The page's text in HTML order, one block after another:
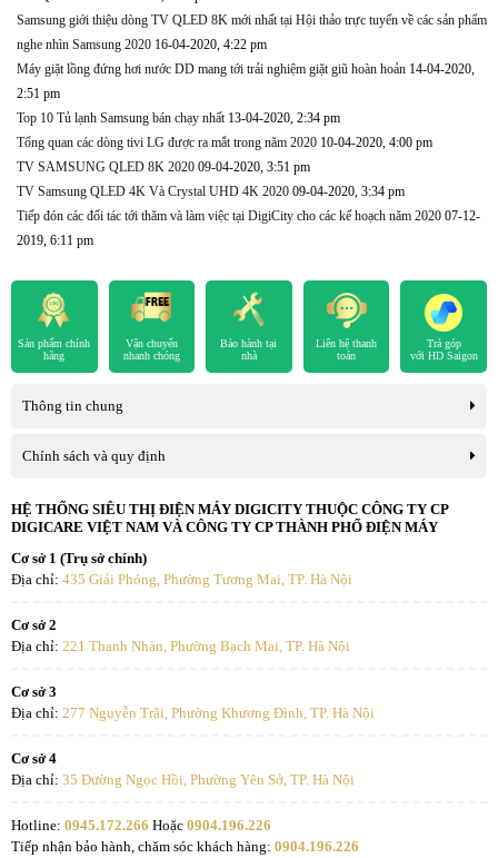
Samsung giới thiệu dòng TV QLED 8K mới nhất tại Hội thảo trực tuyến về các sản phẩm
nghe nhìn Samsung 2020 16-04-2020, 4:22 pm
Máy giặt lồng đứng hơi nước DD mang tới trải nghiệm giặt giũ hoàn hoản 14-04-2020,
2:51 pm
Top 10 Tủ lạnh Samsung bán chạy nhất 13-04-2020, 2:34 pm
Tổng quan các dòng tivi LG được ra mắt trong năm 2020 10-04-2020, 4:00 pm
TV SAMSUNG QLED 8K 2020 09-04-2020, 3:51 pm
TV Samsung QLED 4K Và Crystal UHD 4K 2020 09-04-2020, 3:34 pm
Tiếp đón các đối tác tới thăm và làm việc tại DigiCity cho các kế hoạch năm 2020 07-12-
2019, 6:11 pm
Sản phẩm chính
hãng
Vận chuyển
nhanh chóng
Bảo hành tại
nhà
Liên hệ thanh
toán
Trả góp
với HD Saigon
Thông tin chung
Chính sách và quy định
HỆ THỐNG SIÊU THỊ ĐIỆN MÁY DIGICITY THUỘC CÔNG TY CP
DIGICARE VIỆT NAM VÀ CÔNG TY CP THÀNH PHỐ ĐIỆN MÁY
Cơ sở 1 (Trụ sở chính)
Địa chỉ: 435 Giải Phóng, Phường Tương Mai, TP. Hà Nội
Cơ sở 2
Địa chỉ: 221 Thanh Nhàn, Phường Bạch Mai, TP. Hà Nội
Cơ sở 3
Địa chỉ: 277 Nguyễn Trãi, Phường Khương Đình, TP. Hà Nội
Cơ sở 4
Địa chỉ: 35 Đường Ngọc Hồi, Phường Yên Sở, TP. Hà Nội
Hotline: 0945.172.266 Hoặc 0904.196.226
Tiếp nhận bảo hành, chăm sóc khách hàng: 0904.196.226